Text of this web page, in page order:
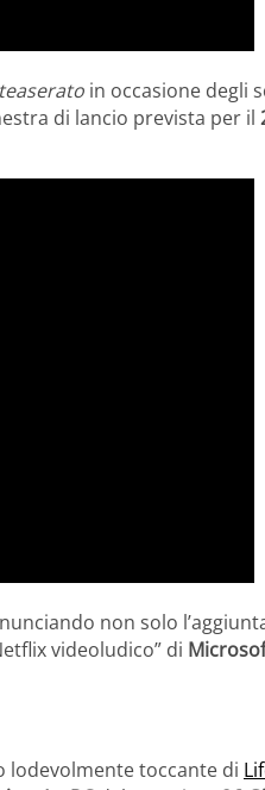
teaserato in occasione degli
di lancio prevista per il
non solo
videoludico” di
lodevolmente toccante di